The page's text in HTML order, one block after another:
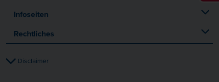
Infoseiten
Rechtliches
Disclaimer